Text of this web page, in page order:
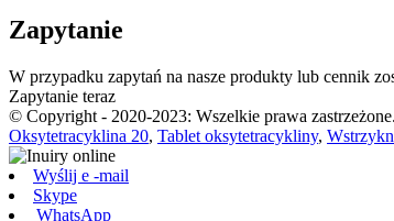
Zapytanie
W przypadku zapytań na nasze produkty lub cennik
Zapytanie teraz
© Copyright - 2020-2023: Wszelkie prawa zastrzeżone.
Oksytetracyklina 20, Tablet oksytetracykliny,
Wyślij e -mail
Skype
WhatsApp